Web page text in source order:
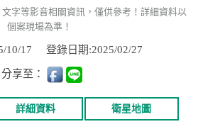
字等影音相關資訊，僅供參考！詳細資料以
個案現場為準！
10/17 登錄日期:2025/02/27
分享至：
詳細資料 衛星地圖